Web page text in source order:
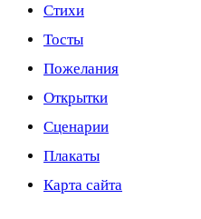
Стихи
Тосты
Пожелания
Открытки
Сценарии
Плакаты
Карта сайта